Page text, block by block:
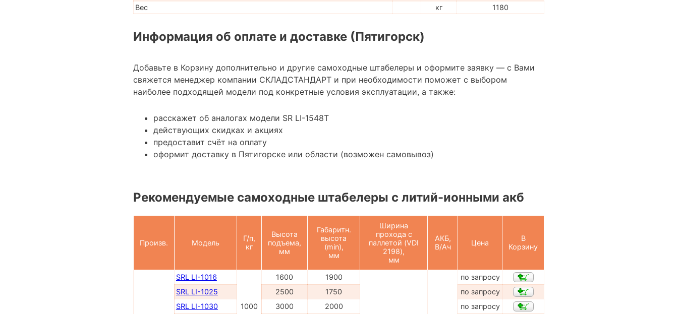
Вес
кг 1180
Информация об оплате и доставке (Пятигорск)
Добавьте в Корзину дополнительно и другие самоходные штабелеры и оформите заявку — с Вами
свяжется менеджер компании СКЛАДСТАНДАРТ и при необходимости поможет с выбором
наиболее подходящей модели под конкретные условия эксплуатации, а также:
расскажет об аналогах модели SR LI-1548Т
действующих скидках и акциях
предоставит счёт на оплату
оформит доставку в Пятигорске или области (возможен самовывоз)
Рекомендуемые самоходные штабелеры с литий-ионными акб
Произв. Модель
Г/п,
кг
Высота
подъема,
мм
Габаритн.
высота
(min),
мм
Ширина
прохода с
паллетой (VDI
2198),
мм
АКБ,
В/Ач
Цена
В
Корзину
SRL LI-1016
1000
1600 1900
по запросу
SRL LI-1025
2500 1750
по запросу
SRL LI-1030
3000 2000
по запросу